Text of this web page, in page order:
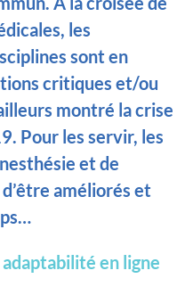
les
sont en
critiques et/ou
montré la crise
Pour les servir, les
et de
améliorés et
en ligne